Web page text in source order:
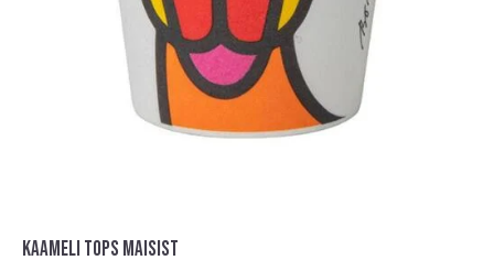
KAAMELI TOPS MAISIST